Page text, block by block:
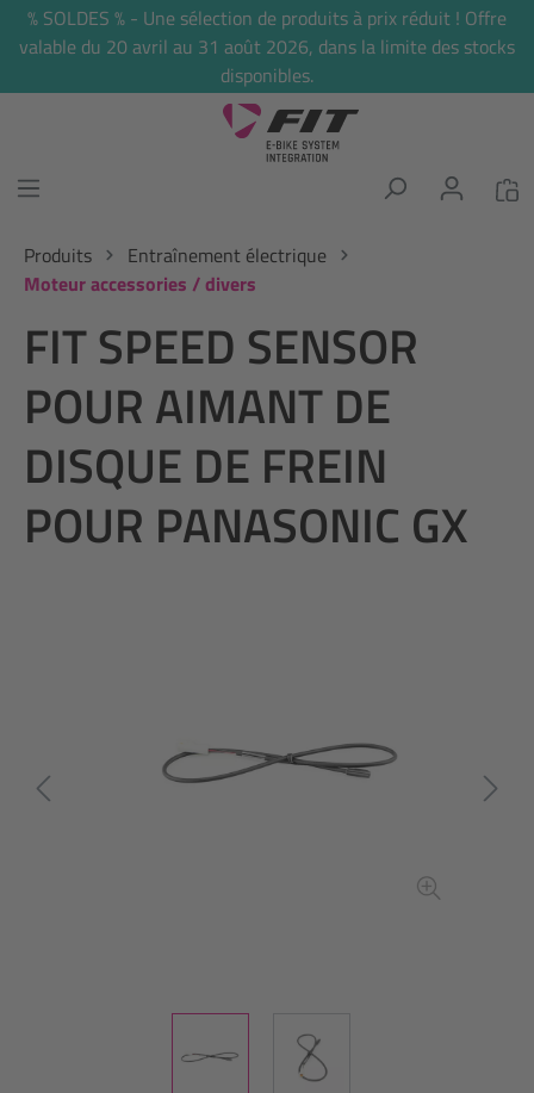
principal
% SOLDES % - Une sélection de produits à prix réduit ! Offre
valable du 20 avril au 31 août 2026, dans la limite des stocks
disponibles.
Produits
Entraînement électrique
Moteur accessories / divers
FIT SPEED SENSOR
POUR AIMANT DE
DISQUE DE FREIN
POUR PANASONIC GX